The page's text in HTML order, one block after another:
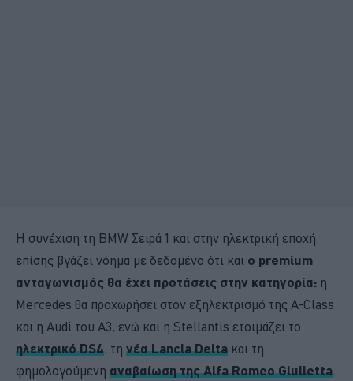
Η συνέχιση τη BMW Σειρά 1 και στην ηλεκτρική εποχή
επίσης βγάζει νόημα με δεδομένο ότι και ο premium
ανταγωνισμός θα έχει προτάσεις στην κατηγορία: η
Mercedes θα προχωρήσει στον εξηλεκτρισμό της A-Class
και η Audi του Α3, ενώ και η Stellantis ετοιμάζει το
ηλεκτρικό DS4, τη νέα Lancia Delta και τη
φημολογούμενη αναβαίωση της Alfa Romeo Giulietta